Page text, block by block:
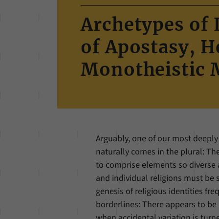
Archetypes
of Apostasy,
Monotheistic
Arguably, one of our most
naturally comes in the plural:
to comprise elements so
and individual religions must be
genesis of religious identities
borderlines: There appears to